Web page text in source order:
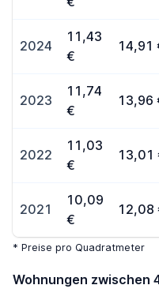
2024
11,43
€
14,91
2023
11,74
€
13,96
2022
11,03
€
13,01
2021
10,09
€
12,08
* Preise pro Quadratmeter
Wohnungen zwischen